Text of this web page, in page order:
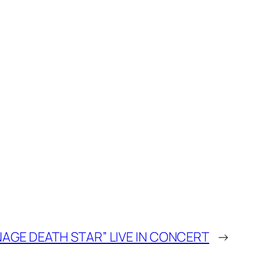
DEATH STAR” LIVE IN CONCERT →